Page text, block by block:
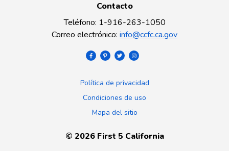
Contacto
Teléfono: 1-916-263-1050
Correo electrónico: info@ccfc.ca.gov
Política de privacidad
Condiciones de uso
Mapa del sitio
© 2026First 5 California